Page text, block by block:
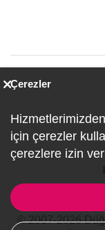
© 2007-2026
Çerezler
için çerezler
çerezlere izin